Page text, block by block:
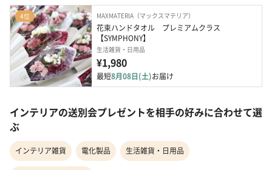
4位 MAXMATERIA（マックスマテリア）
花束ハンドタオル　プレミアムクラス
【SYMPHONY】
生活雑貨・日用品
¥1,980
最短8月08日(土)お届け
インテリアの送別会プレゼントを相手の好みに合わせて選
ぶ
インテリア雑貨 電化製品 生活雑貨・日用品